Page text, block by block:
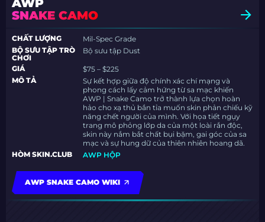
AWP
SNAKE CAMO
CHẤT LƯỢNG
Mil-Spec Grade
BỘ SƯU TẬP TRÒ
CHƠI
Bộ sưu tập Dust
GIÁ
$75 – $225
MÔ TẢ
Sự kết hợp giữa độ chính xác chí mạng và
phong cách lấy cảm hứng từ sa mạc khiến
AWP | Snake Camo trở thành lựa chọn hoàn
hảo cho xạ thủ bắn tỉa muốn skin phản chiếu kỹ
năng chết người của mình. Với họa tiết ngụy
trang mô phỏng lớp da của một loài rắn độc,
skin này nắm bắt chất bụi bặm, gai góc của sa
mạc và sự hung dữ của thiên nhiên hoang dã.
HÒM SKIN.CLUB
AWP HỘP
AWP SNAKE CAMO WIKI